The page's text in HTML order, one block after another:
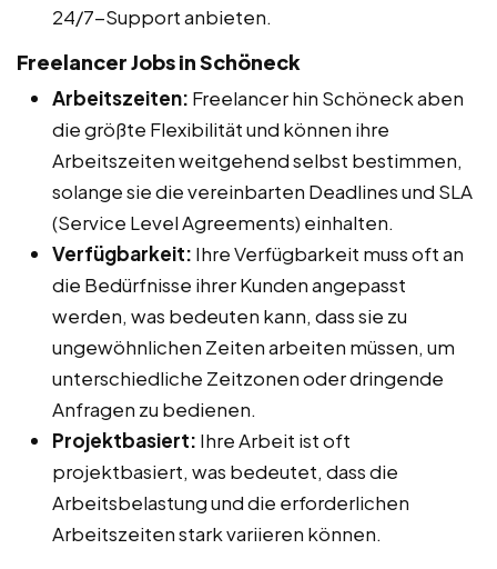
24/7-Support anbieten.
Freelancer Jobs in Schöneck
Arbeitszeiten: Freelancer hin Schöneck aben
die größte Flexibilität und können ihre
Arbeitszeiten weitgehend selbst bestimmen,
solange sie die vereinbarten Deadlines und SLA
(Service Level Agreements) einhalten.
Verfügbarkeit: Ihre Verfügbarkeit muss oft an
die Bedürfnisse ihrer Kunden angepasst
werden, was bedeuten kann, dass sie zu
ungewöhnlichen Zeiten arbeiten müssen, um
unterschiedliche Zeitzonen oder dringende
Anfragen zu bedienen.
Projektbasiert: Ihre Arbeit ist oft
projektbasiert, was bedeutet, dass die
Arbeitsbelastung und die erforderlichen
Arbeitszeiten stark variieren können.